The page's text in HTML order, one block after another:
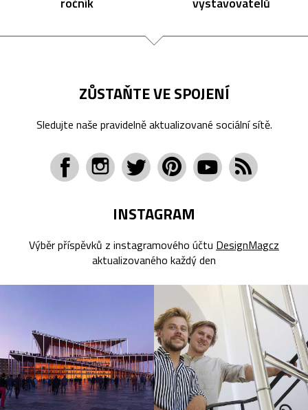
ZŮSTAŇTE VE SPOJENÍ
Sledujte naše pravidelně aktualizované sociální sítě.
INSTAGRAM
Výběr příspěvků z instagramového účtu DesignMagcz
aktualizovaného každý den